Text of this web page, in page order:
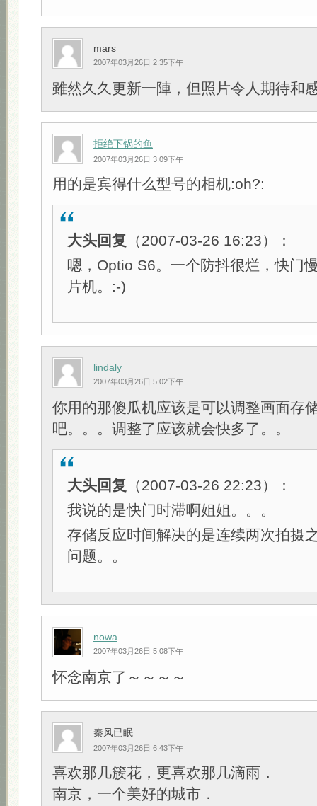
mars
2007年03月26日 2:35下午
雖然久久更新一陣，但照片令人期待和
拒绝下锅的鱼
2007年03月26日 3:09下午
用的是宾得什么型号的相机:oh?:
大头回复 （2007-03-26 16:23）：
嗯，Optio S6。一个防抖很烂，快门
片机。:-)
lindaly
2007年03月26日 5:02下午
你用的那傻瓜机应该是可以调整画面存
吧。。。调整了应该就会快多了。。
大头回复 （2007-03-26 22:23）：
我说的是快门时滞啊姐姐。。。
存储反应时间解决的是连续两次拍摄
问题。。
nowa
2007年03月26日 5:08下午
怀念南京了～～～～
秦风已眠
2007年03月26日 6:43下午
喜欢那几簇花，更喜欢那几滴雨．
南京，一个美好的城市．